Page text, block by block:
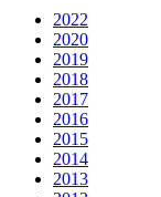
2022
2020
2019
2018
2017
2016
2015
2014
2013